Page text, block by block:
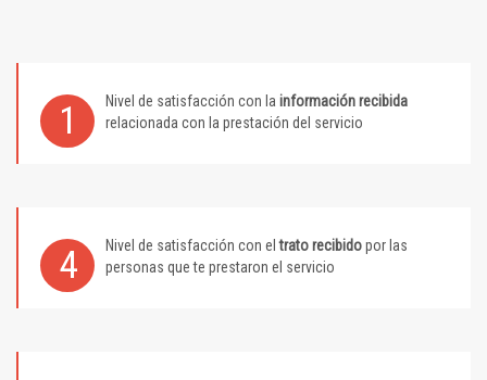
1 Nivel de satisfacción con la información recibida
relacionada con la prestación del servicio
4 Nivel de satisfacción con eltrato recibidopor las
personas que te prestaron el servicio